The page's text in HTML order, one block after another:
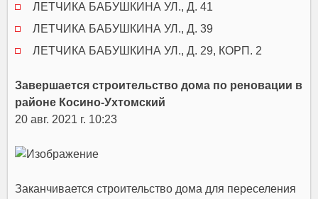
ЛЕТЧИКА БАБУШКИНА УЛ., Д. 41
ЛЕТЧИКА БАБУШКИНА УЛ., Д. 39
ЛЕТЧИКА БАБУШКИНА УЛ., Д. 29, КОРП. 2
Завершается строительство дома по реновации в
районе Косино-Ухтомский
20 авг. 2021 г. 10:23
Заканчивается строительство дома для переселения